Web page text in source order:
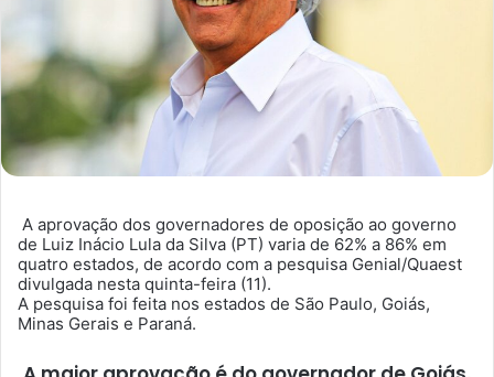
A aprovação dos governadores de oposição ao governo
de Luiz Inácio Lula da Silva (PT) varia de 62% a 86% em
quatro estados, de acordo com a pesquisa Genial/Quaest
divulgada nesta quinta-feira (11).
A pesquisa foi feita nos estados de São Paulo, Goiás,
Minas Gerais e Paraná.